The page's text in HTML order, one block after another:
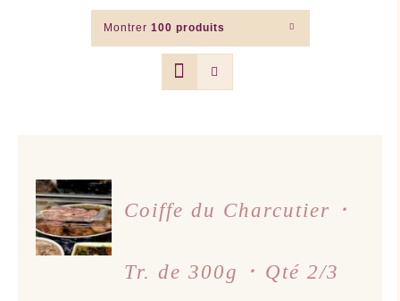
Montrer 100 produits
AJOUTER
AU
PANIER
/
DÉTAILS
Coiffe du Charcutier ･
Tr. de 300g ･ Qté 2/3